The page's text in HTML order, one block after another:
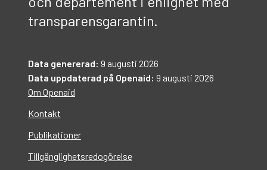
transparensgarantin.
Data genererad: 9 augusti 2026
Data uppdaterad på Openaid: 9 augusti 2026
Om Openaid
Kontakt
Publikationer
Tillgänglighetsredogörelse